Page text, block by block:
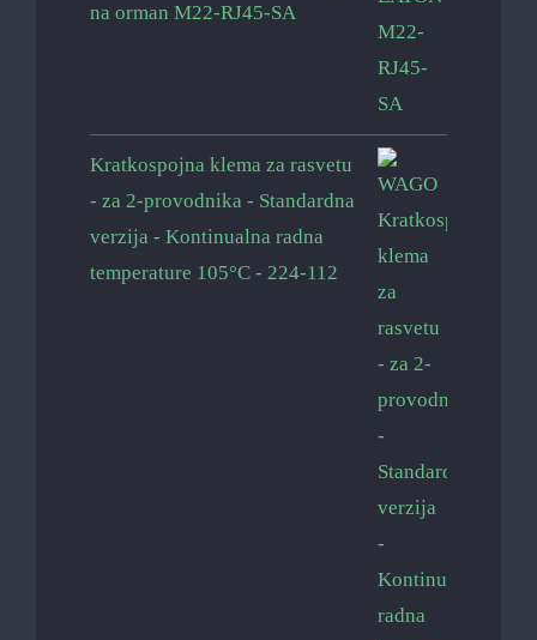
na orman M22-RJ45-SA
Kratkospojna klema za rasvetu
- za 2-provodnika - Standardna
verzija - Kontinualna radna
temperature 105°C - 224-112